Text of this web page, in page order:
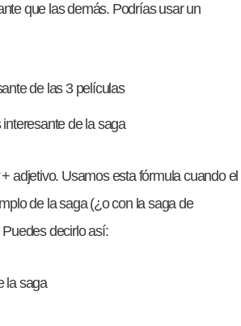
que las demás. Podrías usar un
de las 3 películas
de la saga
adjetivo. Usamos esta fórmula cuando el
de la saga (¿o con la saga de
decirlo así:
la saga